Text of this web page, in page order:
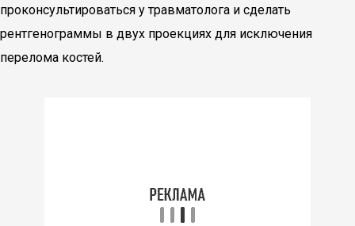
проконсультироваться у травматолога и сделать
рентгенограммы в двух проекциях для исключения
перелома костей.